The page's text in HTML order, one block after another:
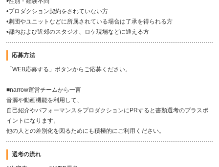
•プロダクション契約をされていない方
•劇団やユニットなどに所属されている場合は了承を得られる方
•都内および近郊のスタジオ、ロケ現場などに通える方
応募方法
「WEB応募する」ボタンからご応募ください。
■narrow運営チームから一言
音源や動画機能を利用して、
自己紹介やパフォーマンスをプロダクションにPRすると書類選考のプラスポ
イントになります。
他の人との差別化を図るためにも積極的にご利用ください。
選考の流れ